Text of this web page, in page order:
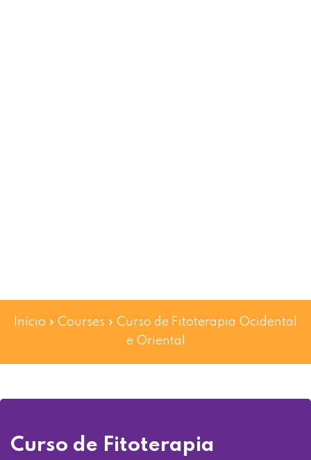
Início » Courses » Curso de Fitoterapia Ocidental
e Oriental
Curso de Fitoterapia